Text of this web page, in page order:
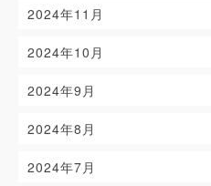
2024年11月
2024年10月
2024年9月
2024年8月
2024年7月